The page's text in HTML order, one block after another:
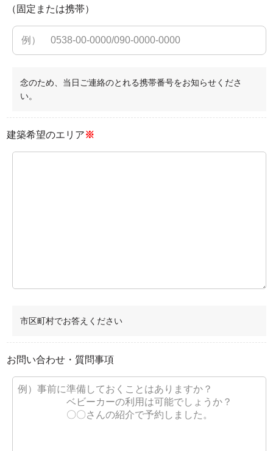
（固定または携帯）
念のため、当日ご連絡のとれる携帯番号をお知らせくださ
い。
建築希望のエリア※
市区町村でお答えください
お問い合わせ・質問事項